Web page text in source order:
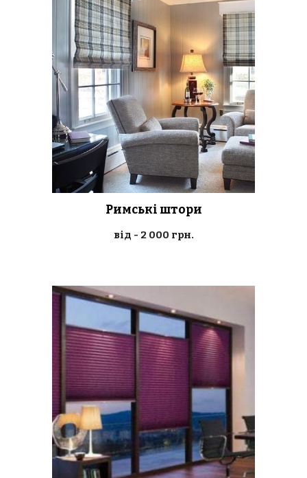
Римські штори
від - 2 000 грн.